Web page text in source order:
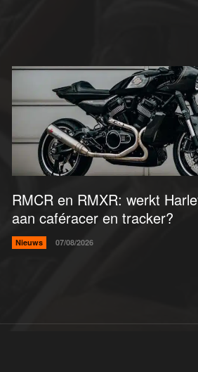
RMCR en RMXR: werkt
aan caféracer en tracker?
Nieuws 07/08/2026